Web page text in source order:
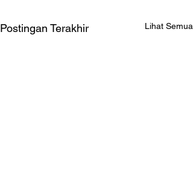
Postingan Terakhir Lihat Semua